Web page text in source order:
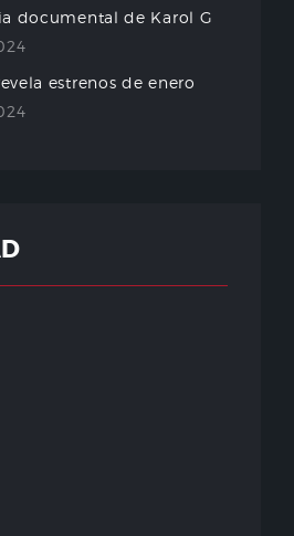
documental de Karol G
estrenos de enero